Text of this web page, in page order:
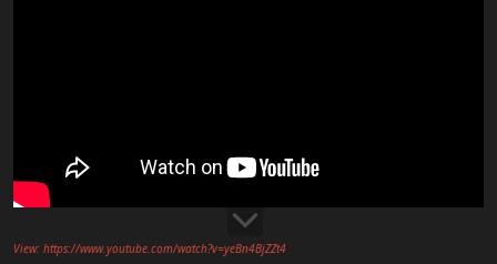
View: https://www.youtube.com/watch?v=yeBn4BjZZt4